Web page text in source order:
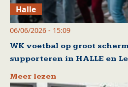
Halle
06/06/2026 - 15:09
WK voetbal op groot
supporteren in HALLE en
Meer lezen